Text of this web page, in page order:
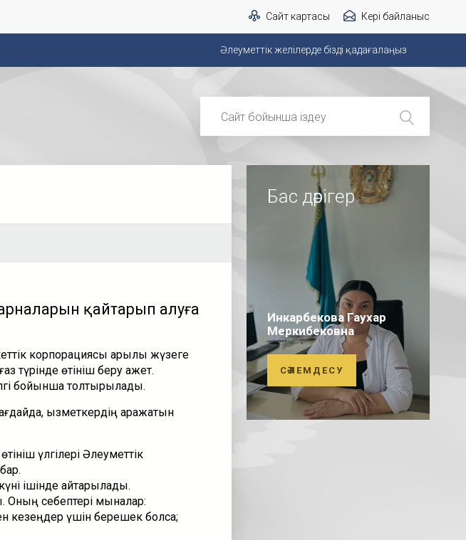
Сайт картасы Кері байланыс
Әлеуметтік желілерде бізді қадағалаңыз
қайтарып алуға
корпорациясы арқылы жүзеге
түрінде өтініш беру қажет.
бойынша толтырылады.
қызметкердің қаражатын
үлгілері Әлеуметтік
ішінде қайтарылады.
Оның себептері мыналар:
үшін берешек болса;
Бас дәрігер
Инкарбекова Гаухар
Меркибековна
СӘЛЕМДЕСУ